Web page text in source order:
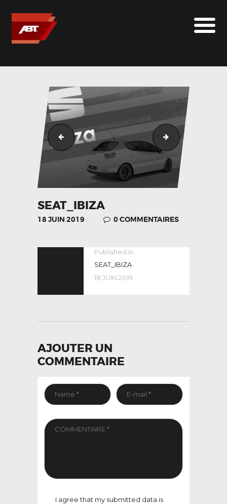
ABT SPORTSLINE FRANCE
MARQUES
LE SUR-MESURE
ABT
CONTACT
Skoda_Kodiaq_ABT_GR_hinten ABT-
SEAT_IBIZA
18 JUIN 2019 0 COMMENTAIRES
NAVIGATION
Published in
SEAT_IBIZA
18 JUIN 2019
AJOUTER UN
COMMENTAIRE
I agree that my submitted data is